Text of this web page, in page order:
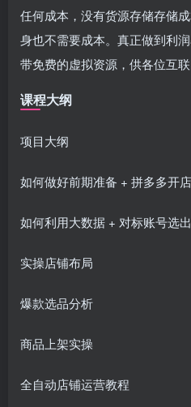
任何成本，没有货源存储存储
身也不需要成本。真正做到利
带免费的虚拟资源，供各位互
课程大纲
项目大纲
如何做好前期准备 + 拼多多开
如何利用大数据 + 对标账号选
实操店铺布局
爆款选品分析
商品上架实操
全自动店铺运营教程